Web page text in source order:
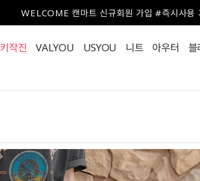
WELCOME 캔마트 신규회원 가입 #즉시사
키작진 VALYOU USYOU 니트 아우터 블